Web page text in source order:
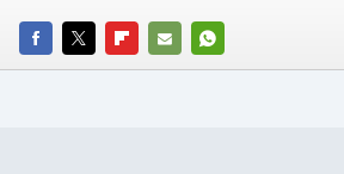
FACEBOOK
TWITTERFLIPBOARD
E-
WHATSAPP